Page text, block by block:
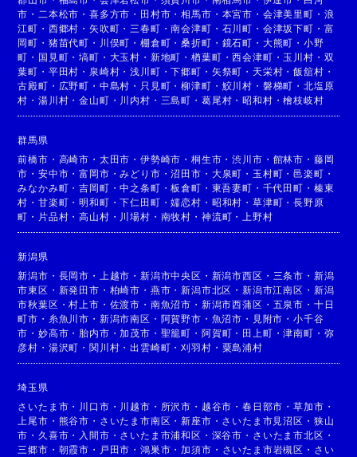
市 ・二本松市 ・喜多方市 ・ 田村市 ・相馬市 ・ 本宮市 ・ 会津美里町 ・ 浪
江町 ・ 西郷村 ・矢吹町 ・三春町 ・南会津町 ・ 石川町 ・ 会津坂下町 ・ 富
岡町 ・ 猪苗代町 ・ 川俣町 ・棚倉町 ・桑折町 ・ 鏡石町 ・ 大熊町 ・ 小野
町 ・ 国見町 ・塙町 ・ 大玉村 ・ 新地町 ・楢葉町 ・西会津町 ・ 玉川村 ・ 双
葉町 ・ 平田村 ・ 泉崎村 ・浅川町 ・下郷町 ・ 矢祭町 ・ 天栄村 ・飯舘村 ・
古殿町 ・ 広野町 ・ 中島村 ・ 只見町 ・柳津町 ・ 鮫川村 ・ 磐梯町 ・ 北塩原
村 ・湯川村 ・金山町 ・ 川内村 ・ 三島町 ・ 葛尾村 ・ 昭和村 ・檜枝岐村
群馬県
前橋市 ・ 高崎市 ・ 太田市 ・伊勢崎市 ・桐生市 ・渋川市 ・ 館林市 ・ 藤岡
市 ・安中市 ・富岡市 ・みどり市 ・沼田市 ・ 大泉町 ・ 玉村町 ・邑楽町 ・
みなかみ町 ・吉岡町 ・中之条町 ・板倉町 ・ 東吾妻町 ・ 千代田町 ・ 榛東
村 ・甘楽町 ・明和町 ・下仁田町 ・嬬恋村 ・ 昭和村 ・ 草津町 ・長野原
町 ・ 片品村 ・高山村 ・ 川場村 ・ 南牧村 ・ 神流町 ・上野村
新潟県
新潟市 ・ 長岡市 ・ 上越市 ・新潟市中央区 ・ 新潟市西区 ・ 三条市 ・ 新潟
市東区 ・ 新発田市 ・ 柏崎市 ・ 燕市 ・新潟市北区 ・新潟市江南区 ・ 新潟
市秋葉区 ・村上市 ・ 佐渡市 ・ 南魚沼市 ・ 新潟市西蒲区 ・ 五泉市 ・ 十日
町市 ・ 糸魚川市 ・ 新潟市南区 ・ 阿賀野市 ・ 魚沼市 ・ 見附市 ・小千谷
市 ・妙高市 ・ 胎内市 ・加茂市 ・ 聖籠町 ・ 阿賀町 ・ 田上町 ・津南町 ・ 弥
彦村 ・ 湯沢町 ・ 関川村 ・出雲崎町 ・刈羽村 ・ 粟島浦村
埼玉県
さいたま市 ・ 川口市 ・ 川越市 ・ 所沢市 ・ 越谷市 ・春日部市 ・草加市 ・
上尾市 ・ 熊谷市 ・ さいたま市南区 ・新座市 ・ さいたま市見沼区 ・ 狭山
市 ・ 久喜市 ・ 入間市 ・ さいたま市浦和区 ・ 深谷市 ・ さいたま市北区 ・
三郷市 ・ 朝霞市 ・ 戸田市 ・鴻巣市 ・加須市 ・ さいたま市岩槻区 ・ さい